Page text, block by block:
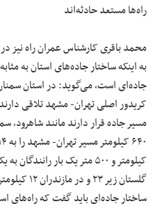
راه‌ها مستعد حادثه‌اند
محمد باقری کارشناس عمران راه نیز
به اینکه ساختار جاده‌های استان به
کریدور اصلی تهران- مشهد تلاقی
مسیر جاده قرار دارند مانند شاهرود،
کیلومتر و ۵۰۰ متر یک بار
گلستان
ساختار جاده‌ای باید گفت که راه‌های